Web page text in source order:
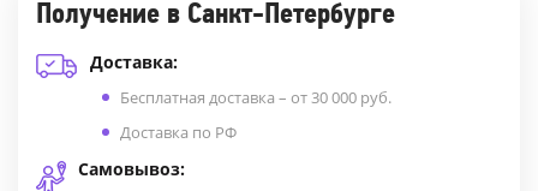
Получение в Санкт-Петербурге
Доставка:
Бесплатная доставка – от 30 000 руб.
Доставка по РФ
Самовывоз: